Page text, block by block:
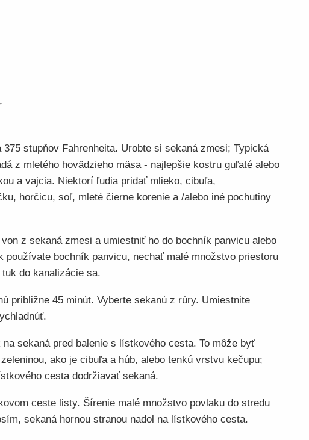
375 stupňov Fahrenheita. Urobte si sekaná zmesi; Typická
z mletého hovädzieho mäsa - najlepšie kostru guľaté alebo
a vajcia. Niektorí ľudia pridať mlieko, cibuľa,
horčicu, soľ, mleté ​​čierne korenie a /alebo iné pochutiny
z sekaná zmesi a umiestniť ho do bochník panvicu alebo
používate bochník panvicu, nechať malé množstvo priestoru
do kanalizácie sa.
približne 45 minút. Vyberte sekanú z rúry. Umiestnite
na sekaná pred balenie s lístkového cesta. To môže byť
ako je cibuľa a húb, alebo tenkú vrstvu kečupu;
cesta dodržiavať sekaná.
ceste listy. Šírenie malé množstvo povlaku do stredu
sekaná hornou stranou nadol na lístkového cesta.